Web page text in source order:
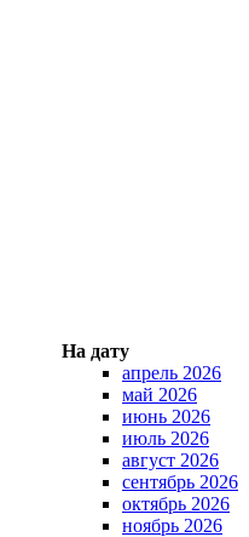
На дату
апрель 2026
май 2026
июнь 2026
июль 2026
август 2026
сентябрь 2026
октябрь 2026
ноябрь 2026